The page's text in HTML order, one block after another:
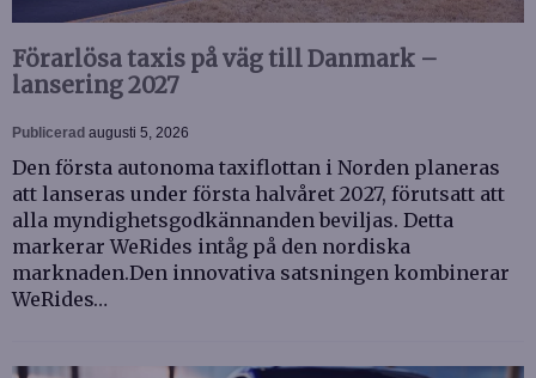
Förarlösa taxis på väg till Danmark –
lansering 2027
Publicerad augusti 5, 2026
Den första autonoma taxiflottan i Norden planeras
att lanseras under första halvåret 2027, förutsatt att
alla myndighetsgodkännanden beviljas. Detta
markerar WeRides intåg på den nordiska
marknaden.Den innovativa satsningen kombinerar
WeRides…